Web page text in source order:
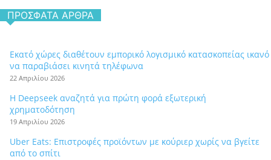
ΠΡΌΣΦΑΤΑ ΆΡΘΡΑ
Εκατό χώρες διαθέτουν εμπορικό λογισμικό κατασκοπείας ικανό
να παραβιάσει κινητά τηλέφωνα
22 Απριλίου 2026
Η Deepseek αναζητά για πρώτη φορά εξωτερική
χρηματοδότηση
19 Απριλίου 2026
Uber Eats: Επιστροφές προϊόντων με κούριερ χωρίς να βγείτε
από το σπίτι